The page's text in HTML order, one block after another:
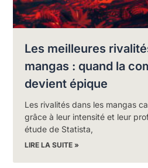
Les meilleures
mangas : quand la
devient épique
Les rivalités dans les mangas
grâce à leur intensité et leur
étude de Statista,
LIRE LA SUITE »